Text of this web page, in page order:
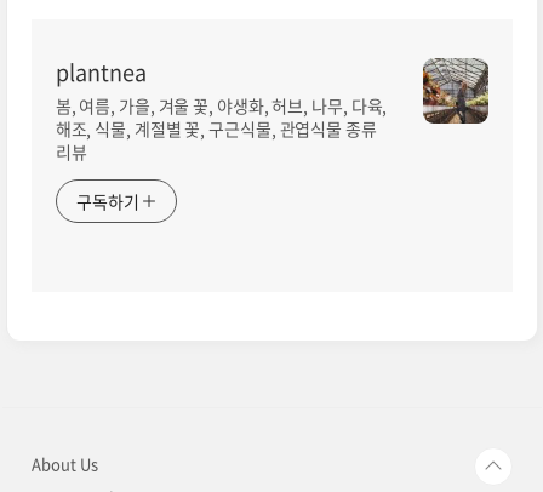
plantnea
봄, 여름, 가을, 겨울 꽃, 야생화, 허브, 나무, 다육,
해조, 식물, 계절별 꽃, 구근식물, 관엽식물 종류
리뷰
구독하기
About Us